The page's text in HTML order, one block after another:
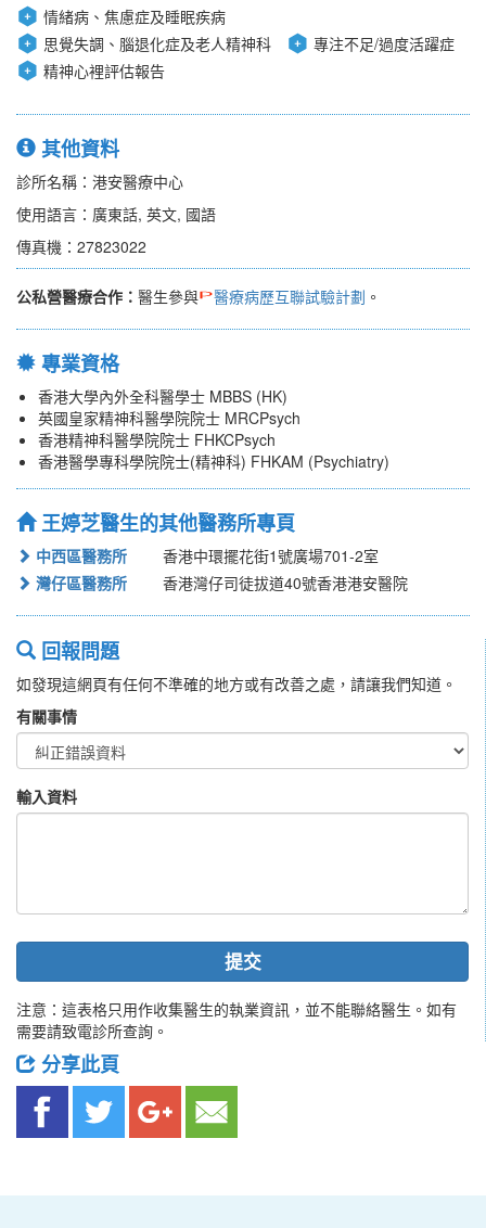
情緒病、焦慮症及睡眠疾病
思覺失調、腦退化症及老人精神科
專注不足/過度活躍症
精神心裡評估報告
其他資料
診所名稱：港安醫療中心
使用語言：廣東話, 英文, 國語
傳真機：27823022
公私營醫療合作： 醫生參與 醫療病歷互聯試驗計劃 。
專業資格
香港大學內外全科醫學士 MBBS (HK)
英國皇家精神科醫學院院士 MRCPsych
香港精神科醫學院院士 FHKCPsych
香港醫學專科學院院士(精神科) FHKAM (Psychiatry)
王婷芝醫生的其他醫務所專頁
中西區醫務所
香港中環擺花街1號廣場701-2室
灣仔區醫務所
香港灣仔司徒拔道40號香港港安醫院
回報問題
如發現這網頁有任何不準確的地方或有改善之處，請讓我們知道。
有關事情
輸入資料
提交
注意：這表格只用作收集醫生的執業資訊，並不能聯絡醫生。如有
需要請致電診所查詢。
分享此頁